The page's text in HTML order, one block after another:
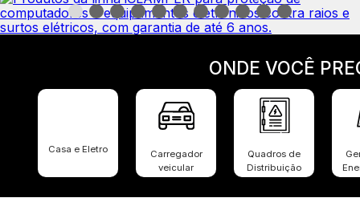
ONDE VOCÊ
Casa e Eletro
Carregador
veicular
Quadros de
Distribuição